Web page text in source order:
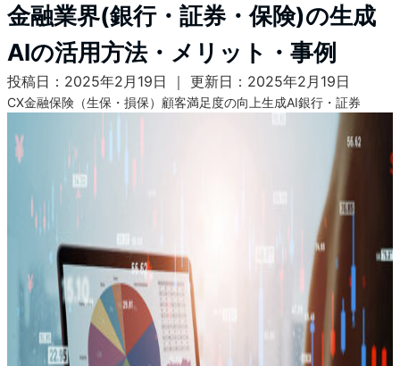
金融業界(銀行・証券・保険)の生成
AIの活用方法・メリット・事例
投稿日：2025年2月19日 ｜ 更新日：2025年2月19日
CX金融保険（生保・損保） 顧客満足度の向上生成AI銀行・証券